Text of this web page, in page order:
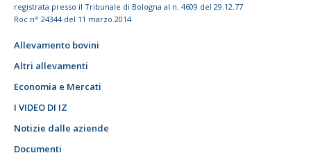
registrata presso il Tribunale di Bologna al n. 4609 del 29.12.77
Roc n° 24344 del 11 marzo 2014
Allevamento bovini
Altri allevamenti
Economia e Mercati
I VIDEO DI IZ
Notizie dalle aziende
Documenti